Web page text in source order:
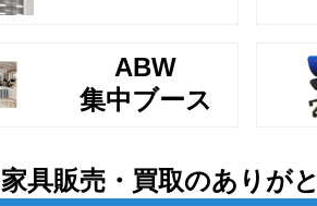
ABW
集中ブース
具販売・買取のありが